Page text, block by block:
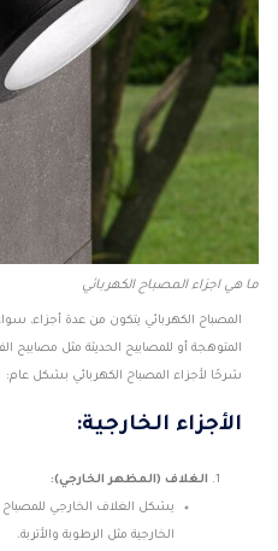
ما هي اجزاء المصباح الكهربائي
المصباح الكهربائي يتكون من عدة أجزاء،
المتوهجة أو للمصابيح الحديثة مثل مصابيح
شرحًا لأجزاء المصباح الكهربائي بشكل عام:
الأجزاء الخارجية:
الغلاف (المظهر الخارجي):
يشكل الغلاف الخارجي للمصباح
الخارجية مثل الرطوبة والأتربة.